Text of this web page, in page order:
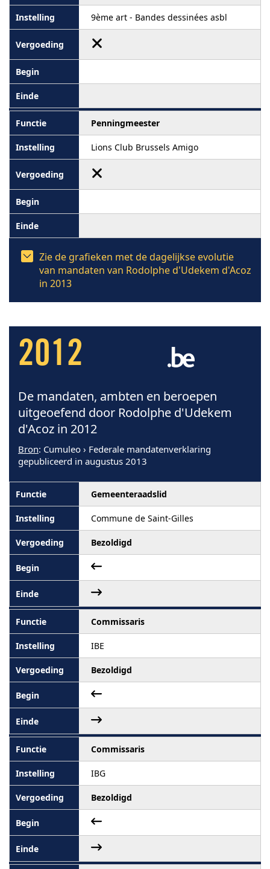
9ème art - Bandes dessinées asbl
Penningmeester
Lions Club Brussels Amigo
Zie de grafieken met de dagelijkse evolutie
van mandaten van Rodolphe d'Udekem d'Acoz
in 2013
2012
De mandaten, ambten en beroepen
uitgeoefend door Rodolphe d'Udekem
d'Acoz in 2012
Bron: Cumuleo › Federale mandatenverklaring
gepubliceerd in augustus 2013
Gemeenteraadslid
Commune de Saint-Gilles
Bezoldigd
Commissaris
IBE
Bezoldigd
Commissaris
IBG
Bezoldigd